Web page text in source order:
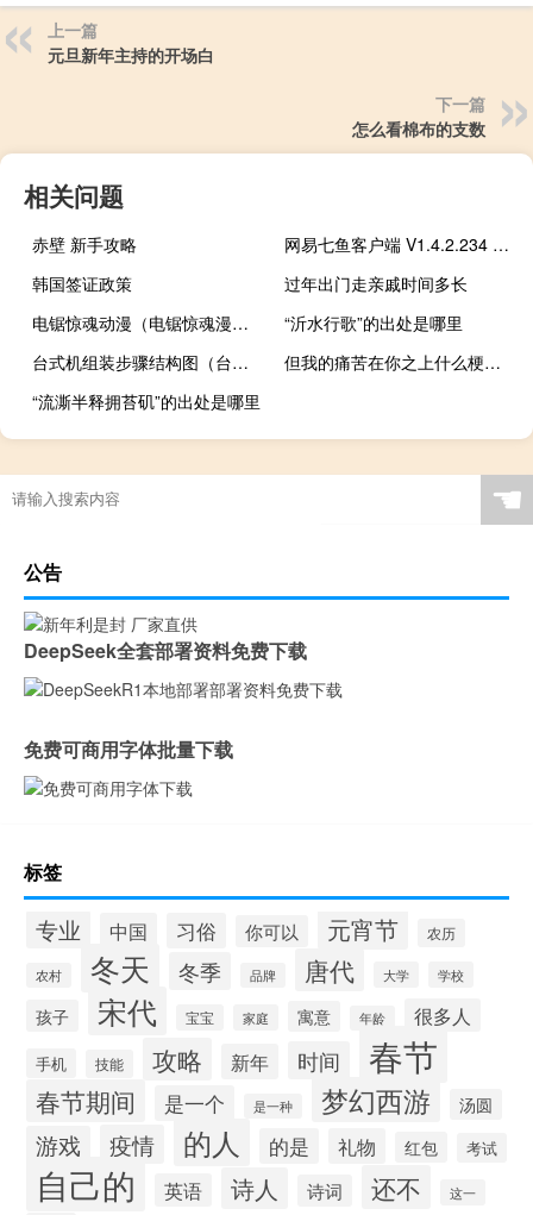
上一篇
元旦新年主持的开场白
下一篇
怎么看棉布的支数
相关问题
赤壁 新手攻略
网易七鱼客户端 V1.4.2.234 官方版（网易七鱼客户端 V1.4.2.234 官方版功能简介）
韩国签证政策
过年出门走亲戚时间多长
电锯惊魂动漫（电锯惊魂漫画）
“沂水行歌”的出处是哪里
台式机组装步骤结构图（台式机组装步骤）
但我的痛苦在你之上什么梗？但我的痛苦在你之上是什么意思什么梗
“流澌半释拥苔矶”的出处是哪里
☚
公告
DeepSeek全套部署资料免费下载
免费可商用字体批量下载
标签
专业 中国 习俗 你可以 元宵节 农历
农村 冬天 冬季 品牌 唐代 大学 学校
孩子 宋代 宝宝 家庭 寓意 年龄 很多人
手机 技能 攻略 新年 时间 春节
春节期间 是一个 是一种 梦幻西游 汤圆
游戏 疫情 的人 的是 礼物 红包 考试
自己的 英语 诗人 诗词 还不 这一